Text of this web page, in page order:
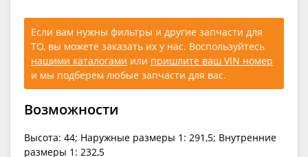
Если вам нужны фильтры и другие запчасти для
ТО, вы можете заказать их у нас. Воспользуйтесь
нашими каталогами или пришлите ваш VIN номер
и мы подберем любые запчасти для вас.
Возможности
Высота: 44; Наружные размеры 1: 291,5; Внутренние
размеры 1: 232,5